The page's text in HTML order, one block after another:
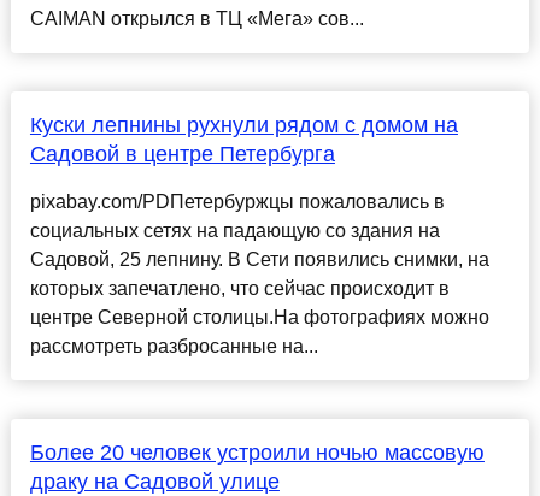
CAIMAN открылся в ТЦ «Мега» сов...
Куски лепнины рухнули рядом с домом на
Садовой в центре Петербурга
pixabay.com/PDПетербуржцы пожаловались в
социальных сетях на падающую со здания на
Садовой, 25 лепнину. В Сети появились снимки, на
которых запечатлено, что сейчас происходит в
центре Северной столицы.На фотографиях можно
рассмотреть разбросанные на...
Более 20 человек устроили ночью массовую
драку на Садовой улице